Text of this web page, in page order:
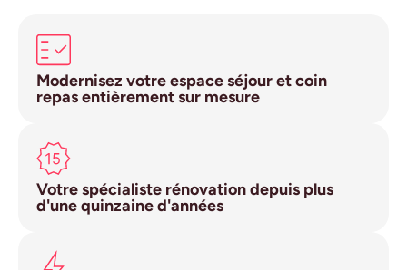
Modernisez votre espace séjour et coin
repas entièrement sur mesure
Votre spécialiste rénovation depuis plus
d'une quinzaine d'années